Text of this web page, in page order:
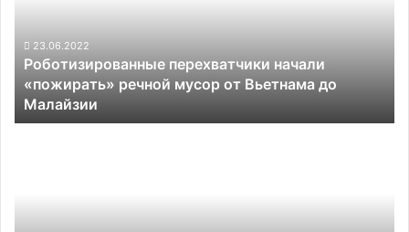
от
Вьетнама
до
Малайзии
23.06.2022
Роботизированные перехватчики начали
«пожирать» речной мусор от Вьетнама до
Малайзии